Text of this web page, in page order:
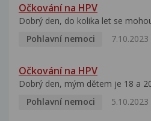
Očkování na HPV
Dobrý den, do kolika let se
Pohlavní nemoci
7.10.2023
Očkování na HPV
Dobrý den, mým dětem je 18 a
Pohlavní nemoci
5.10.2023